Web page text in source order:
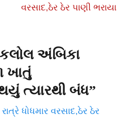
વરસાદ,ઠેર ઠેર પાણી ભરાયા
કલોલ અંબિકા
ખાતું
ત્યારથી બંધ”
ધોધમાર વરસાદ,ઠેર ઠેર